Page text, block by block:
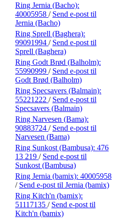
Ring Jernia (Bacho):
40005958 / Send e-post til
Jernia (Bacho)
Ring Sprell (Baghera):
99091994 / Send e-post til
Sprell (Baghera)
Ring Godt Brød (Balholm):
55990999 / Send e-post til
Godt Brød (Balholm)
Ring Specsavers (Balmain):
55221222 / Send e-post til
Specsavers (Balmain)
Ring Narvesen (Bama):
90883724 / Send e-post til
Narvesen (Bama)
Ring Sunkost (Bambusa): 476
13 219 / Send e-post til
Sunkost (Bambusa)
Ring Jernia (bamix): 40005958
/ Send e-post til Jernia (bamix)
Ring Kitch'n (bamix):
51117135 / Send e-post til
Kitch'n (bamix)